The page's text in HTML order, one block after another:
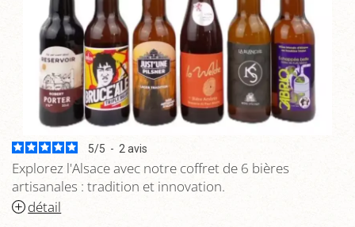
5/5 - 2 avis
Explorez l'Alsace avec notre coffret de 6 bières
artisanales : tradition et innovation.
détail